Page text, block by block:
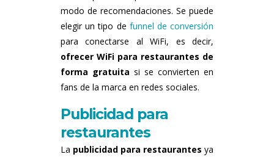
modo de recomendaciones. Se puede
elegir un tipo de funnel de conversión
para conectarse al WiFi, es decir,
ofrecer WiFi para restaurantes de
forma gratuita si se convierten en
fans de la marca en redes sociales.
Publicidad para
restaurantes
La publicidad para restaurantes ya